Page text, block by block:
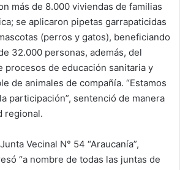
más de 8.000 viviendas de familias
se aplicaron pipetas garrapaticidas
(perros y gatos), beneficiando
32.000 personas, además, del
procesos de educación sanitaria y
de animales de compañía. “Estamos
participación”, sentenció de manera
regional.
Vecinal N° 54 “Araucanía”,
“a nombre de todas las juntas de